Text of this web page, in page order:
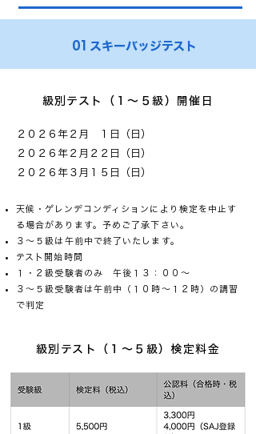
01 スキーバッジテスト
級別テスト（１～５級）開催日
２０２６年２月 １日（日）
２０２６年２ 月２２ 日（日）
２０２６年３ 月１５ 日（日）
天候・ゲレンデコンディションにより検定を中止す
る場合があります。予めご了承下さい。
３～５級は午前中で終了いたします。
テスト開始時間
１・２級受験者のみ 午後１３：００～
３～５級受験者は午前中（１０時～１２時）の講習
で判定
級別テスト（１～５級）検定料金